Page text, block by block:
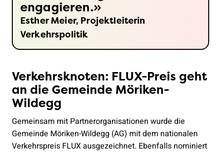
engagieren.
Esther Meier, Projektleiterin
Verkehrspolitik
Verkehrsknoten: FLUX-Preis geht
an die Gemeinde Möriken-
Wildegg
Gemeinsam mit Partnerorganisationen wurde die
Gemeinde Möriken-Wildegg (AG) mit dem nationalen
Verkehrspreis FLUX ausgezeichnet. Ebenfalls nominiert